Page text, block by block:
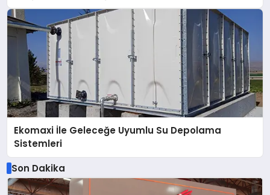
Ekomaxi İle Geleceğe Uyumlu Su Depolama
Sistemleri
Son Dakika